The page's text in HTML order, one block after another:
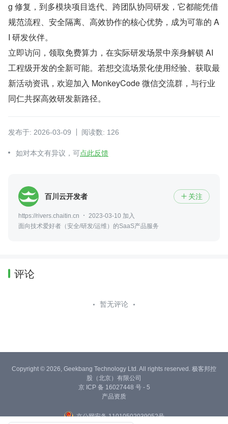
g 修复，到多模块项目迭代、跨团队协同研发，它都能凭借
规范流程、安全隔离、高效协作的核心优势，成为可靠的 A
I 研发伙伴。
立即访问，领取免费算力，在实际研发场景中亲身解锁 AI
工程级开发的全新可能。若想交流场景化使用经验、获取最
新活动资讯，欢迎加入 MonkeyCode 微信交流群，与行业
同仁共探高效研发新路径。
发布于: 2026-03-09 阅读数: 126
如对本文有异议，可点此反馈
百川云开发者  关注
https://rivers.chaitin.cn
2023-03-10 加入
面向技术爱好者（安全/研发/运维）的SaaS产品服务
评论
暂无评论
Copyright © 2026, Geekbang Technology Ltd. All rights reserved. 极客邦控
股（北京）有限公司
京 ICP 备 16027448 号 - 5
产品资质
京公网安备 11010502039052号